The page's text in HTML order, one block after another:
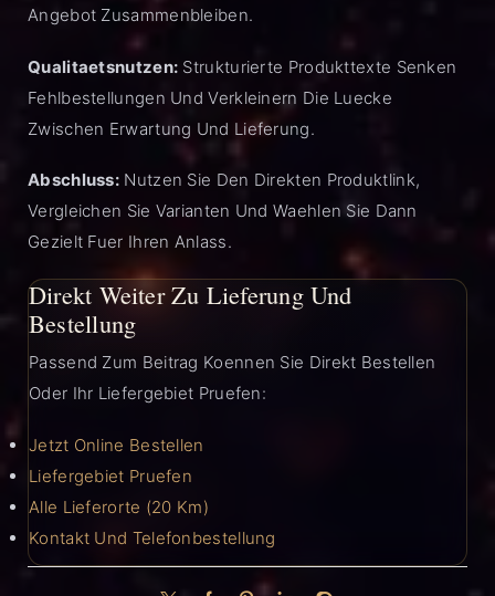
Angebot Zusammenbleiben.
Qualitaetsnutzen: Strukturierte Produkttexte Senken
Fehlbestellungen Und Verkleinern Die Luecke
Zwischen Erwartung Und Lieferung.
Abschluss: Nutzen Sie Den Direkten Produktlink,
Vergleichen Sie Varianten Und Waehlen Sie Dann
Gezielt Fuer Ihren Anlass.
Direkt Weiter Zu Lieferung Und
Bestellung
Passend Zum Beitrag Koennen Sie Direkt Bestellen
Oder Ihr Liefergebiet Pruefen:
Jetzt Online Bestellen
Liefergebiet Pruefen
Alle Lieferorte (20 Km)
Kontakt Und Telefonbestellung